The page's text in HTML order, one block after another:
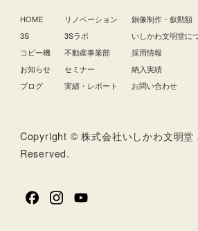
HOME リノベーション
銅像制作・叙勲額
3S
3Sラボ
いしかわ文明堂に
コピー機
不動産事業部
採用情報
お知らせ
セミナー
納入実績
ブログ
実績・レポート お問い合わせ
Copyright © 株式会社いしかわ文明
Reserved.
facebook
Instagram
YouTube